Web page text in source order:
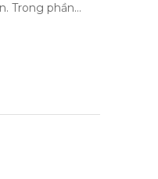
Trong phần…